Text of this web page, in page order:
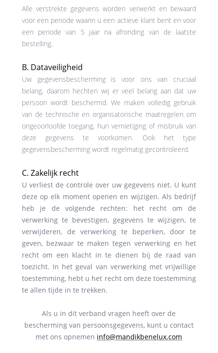
Alle verstrekte gegevens worden verwerkt en bewaard
voor een periode waarin u een actieve klant bent en voor
een periode van 5 jaar na afronding van de laatste
bestelling.
B. Dataveiligheid
Uw gegevensbescherming is voor ons van cruciaal
belang, daarom hechten wij er veel belang aan dat uw
persoon wordt beschermd. We maken volledig gebruik
van de technische en organisatorische maatregelen om
ongeoorloofde toegang, hun vernietiging of misbruik van
deze gegevens te voorkomen. Ook het type
gegevensbescherming wordt regelmatig gecontroleerd.
C. Zakelijk recht
U verliest de controle over uw gegevens niet. U kunt
deze op elk moment openen en wijzigen. Als bedrijf
heb je de volgende rechten: het recht om de
verwerking te bevestigen, gegevens te wijzigen, te
verwijderen, de verwerking te beperken, door te
geven, bezwaar te maken tegen verwerking en het
recht om een ​​klacht in te dienen bij de raad van
toezicht. In het geval van verwerking met vrijwillige
toestemming, hebt u het recht om deze toestemming
te allen tijde in te trekken.
Als u in dit verband vragen heeft over de
bescherming van persoonsgegevens, kunt u contact
met ons opnemen info@mandikbenelux.com